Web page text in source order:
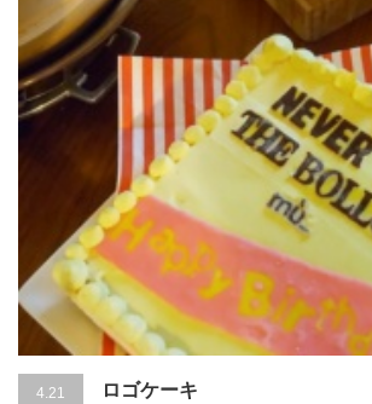
4.21
ロゴケーキ